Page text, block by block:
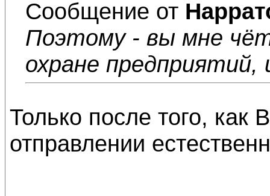
Сообщение от
Поэтому - вы мне
охране предприятий,
Только после того,
отправлении